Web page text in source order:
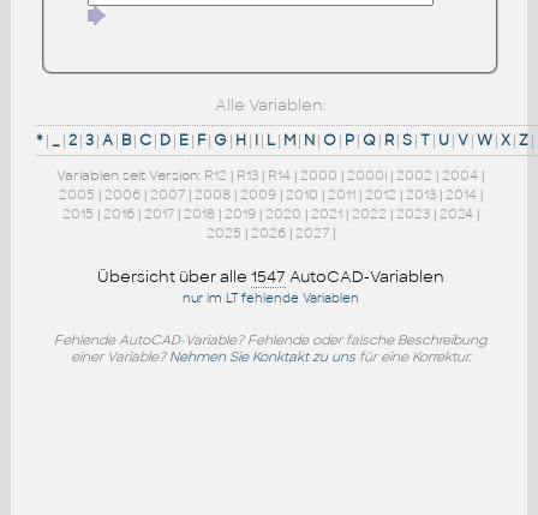
Alle Variablen:
*| _|2|3|A| B|C| D| E| F|G| H| I| L| M| N|O| P|Q| R|S|T| U|V|W|X|Z|
Variablen seit Version: R12 | R13 | R14 | 2000 | 2000i | 2002 | 2004 |
2005 | 2006| 2007| 2008| 2009| 2010 | 2011| 2012 | 2013| 2014|
2015 | 2016| 2017| 2018| 2019| 2020 | 2021| 2022 | 2023| 2024|
2025 | 2026| 2027|
Übersicht über alle 1547 AutoCAD-Variablen
nur im LT fehlende Variablen
Fehlende AutoCAD-Variable? Fehlende oder falsche Beschreibung
einer Variable? Nehmen Sie Konktakt zu unsfür eine Korrektur.